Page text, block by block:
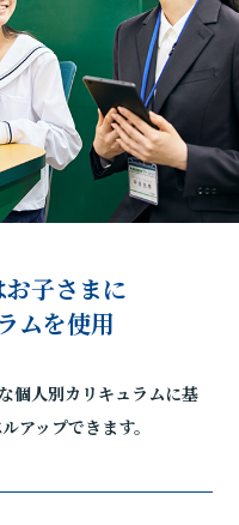
子さまに
ムを使用
個人別カリキュラムに基
アップできます。